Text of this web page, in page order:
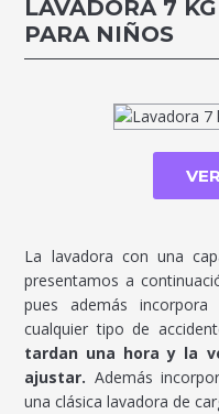
LAVADORA 7
PARA NIÑOS
La lavadora con una
presentamos a
pues además
cualquier tipo de
tardan una hora y la
ajustar. Además
una clásica lavadora de